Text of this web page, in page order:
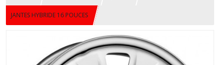
JANTES HYBRIDE 16 POUCES